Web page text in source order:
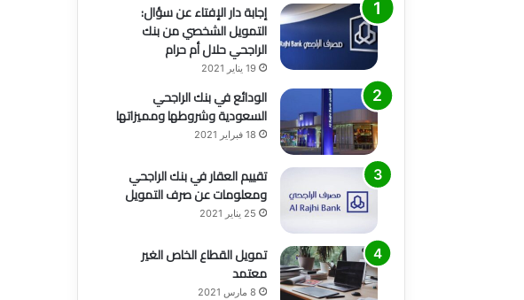
إجابة دار الإفتاء عن سؤال:
التمويل الشخصي من بنك
الراجحي حلال أم حرام
19 يناير 2021
الودائع في بنك الراجحي
السعودية وشروطها ومميزاتها
18 فبراير 2021
تقييم العقار في بنك الراجحي
ومعلومات عن صرف التمويل
25 يناير 2021
تمويل القطاع الخاص الغير
معتمد
8 مارس 2021